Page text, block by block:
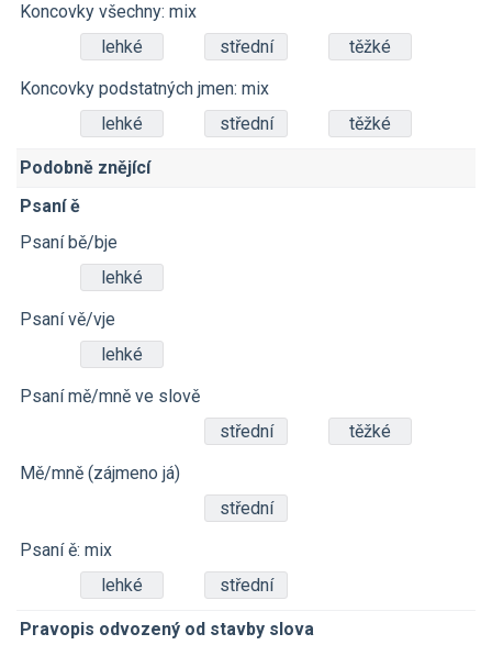
Koncovky všechny: mix
lehké
střední těžké
Koncovky podstatných jmen: mix
lehké
střední těžké
Podobně znějící
Psaní ě
Psaní bě/bje
lehké
Psaní vě/vje
lehké
Psaní mě/mně ve slově
střední
těžké
Mě/mně (zájmeno já)
střední
Psaní ě: mix
lehké
střední
Pravopis odvozený od stavby slova